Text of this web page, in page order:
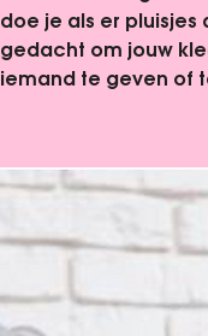
doe je als er pluisjes
gedacht om jouw
iemand te geven of